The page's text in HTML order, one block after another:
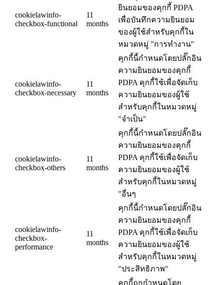
cookielawinfo-
checkbox-functional
11
months
ยินยอมของคุกกี้ PDPA
เพื่อบันทึกความยินยอม
ของผู้ใช้สำหรับคุกกี้ใน
หมวดหมู่ "การทำงาน"
cookielawinfo-
checkbox-necessary
11
months
คุกกี้นี้กำหนดโดยปลั๊กอิน
ความยินยอมของคุกกี้
PDPA คุกกี้ใช้เพื่อจัดเก็บ
ความยินยอมของผู้ใช้
สำหรับคุกกี้ในหมวดหมู่
"จำเป็น"
cookielawinfo-
checkbox-others
11
months
คุกกี้นี้กำหนดโดยปลั๊กอิน
ความยินยอมของคุกกี้
PDPA คุกกี้ใช้เพื่อจัดเก็บ
ความยินยอมของผู้ใช้
สำหรับคุกกี้ในหมวดหมู่
"อื่นๆ
cookielawinfo-
checkbox-
performance
11
months
คุกกี้นี้กำหนดโดยปลั๊กอิน
ความยินยอมของคุกกี้
PDPA คุกกี้ใช้เพื่อจัดเก็บ
ความยินยอมของผู้ใช้
สำหรับคุกกี้ในหมวดหมู่
"ประสิทธิภาพ"
คุกกี้ถูกกำหนดโดย